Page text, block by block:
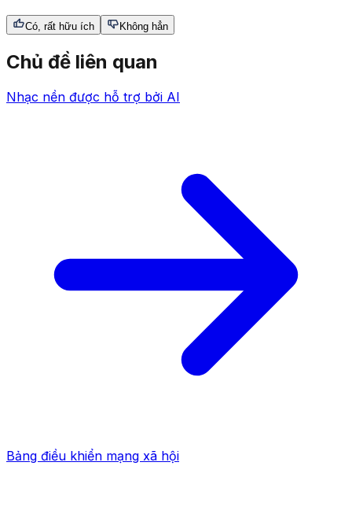
Có, rất hữu ích Không hẳn
Chủ đề liên quan
Nhạc nền được hỗ trợ bởi AI
Bảng điều khiển mạng xã hội